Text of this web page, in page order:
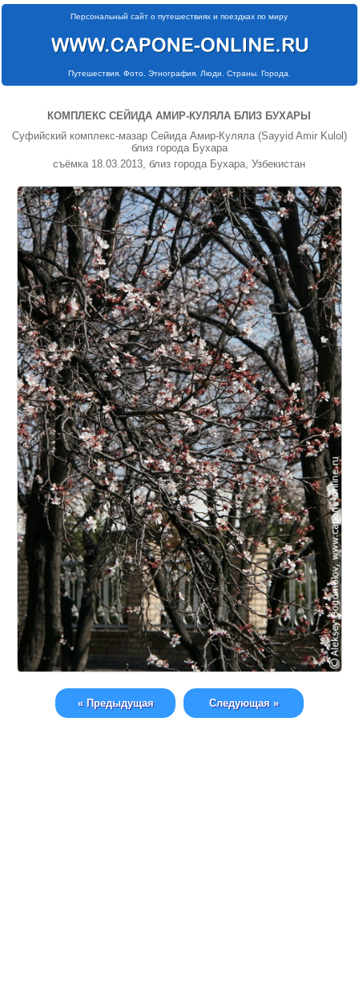
Персональный сайт о путешествиях и поездках по миру
Путешествия. Фото. Этнография. Люди. Страны. Города.
КОМПЛЕКС СЕЙИДА АМИР-КУЛЯЛА БЛИЗ БУХАРЫ
Суфийский комплекс-мазар Сейида Амир-Куляла (Sayyid Amir Kulol)
близ города Бухара
съёмка 18.03.2013, близ города Бухара, Узбекистан
« Предыдущая Следующая »